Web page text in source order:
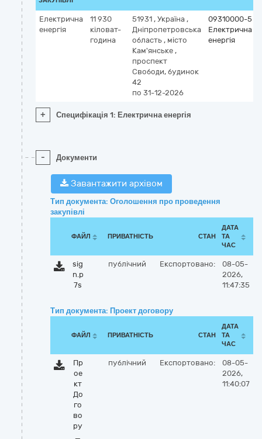
Електрична
енергія
11 930
кіловат-
година
51931 , Україна ,
Дніпропетровська
область , місто
Кам'янське ,
проспект
Свободи, будинок
42
по 31-12-2026
09310000-5
Електрична
енергія
+ Специфікація 1: Електрична енергія
- Документи
Завантажити архівом
Тип документа: Оголошення про проведення
закупівлі
ФАЙЛ ПРИВАТНІСТЬ СТАН
ДАТА
ТА
ЧАС
sig
n.p
7s
публічний Експортовано:
08-05-
2026,
11:47:35
Тип документа: Проект договору
ФАЙЛ ПРИВАТНІСТЬ СТАН
ДАТА
ТА
ЧАС
Пр
ое
кт
До
го
во
ру
_
публічний Експортовано:
08-05-
2026,
11:40:07